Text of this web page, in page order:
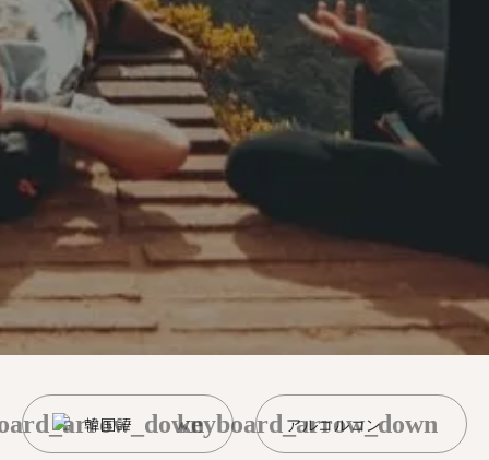
韓国語 アルコルコン
keyboard_arrow_down